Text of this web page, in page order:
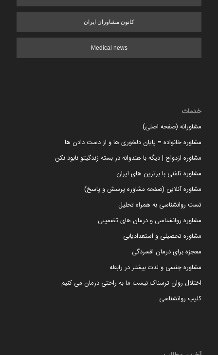
کانون مشاوران ایران
Medical news
خدمات
مشاورانه (صفحه اصلی)
مشاوره خانواده = پایان دلخوری ها و از دست دادن ها
مشاوره ازدواج | دیگه با هندوانه در بسته زندگیتو نابود نکن
مشاوره تلفنی با برترین های ایران
مشاوره آنلاین (صفحه مشاوره پرسش و پاسخ)
تست روانشناسی به همراه تحلیل
مشاوره روانشناسی و درمان های تضمینی
مشاوره تحصیلی و استعدادیابی
معجزه برای درمان افسردگی
مشاوره جنسی و لذت بیشتر در رابطه
اختلال روان ترسناک نیست ما به راحتی درمان می کنیم
کلیپ روانشناسی